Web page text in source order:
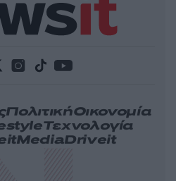
ΠολιτικήΟικονομία
Τεχνολογία
MediaDriveit